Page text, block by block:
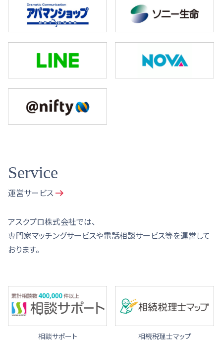
Service
運営サービス
アスクプロ株式会社では、
専門家マッチングサービスや電話相談サービス等を運営して
おります。
相談サポート 相続税理士マップ